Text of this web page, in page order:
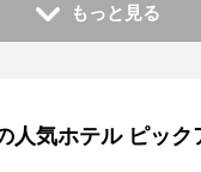
もっと見る
人気ホテル ピック